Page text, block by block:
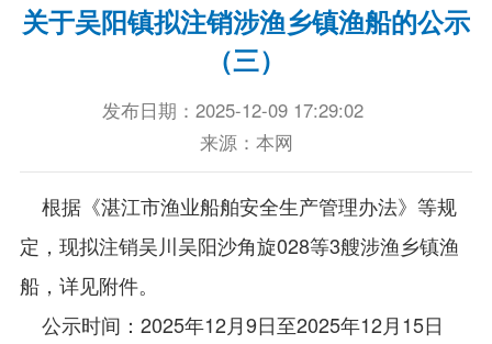
关于吴阳镇拟注销涉渔乡镇渔船的公示
（三）
发布日期：2025-12-09 17:29:02
来源：本网
根据《湛江市渔业船舶安全生产管理办法》等规
定，现拟注销吴川吴阳沙角旋028等3艘涉渔乡镇渔
船，详见附件。
公示时间：2025年12月9日至2025年12月15日